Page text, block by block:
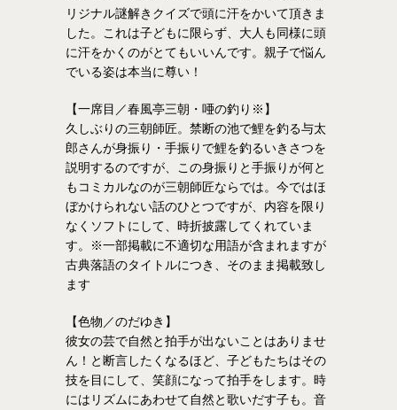
リジナル謎解きクイズで頭に汗をかいて頂きま
した。これは子どもに限らず、大人も同様に頭
に汗をかくのがとてもいいんです。親子で悩ん
でいる姿は本当に尊い！
【一席目／春風亭三朝・唖の釣り※】
久しぶりの三朝師匠。禁断の池で鯉を釣る与太
郎さんが身振り・手振りで鯉を釣るいきさつを
説明するのですが、この身振りと手振りが何と
もコミカルなのが三朝師匠ならでは。今ではほ
ぼかけられない話のひとつですが、内容を限り
なくソフトにして、時折披露してくれていま
す。※一部掲載に不適切な用語が含まれますが
古典落語のタイトルにつき、そのまま掲載致し
ます
【色物／のだゆき】
彼女の芸で自然と拍手が出ないことはありませ
ん！と断言したくなるほど、子どもたちはその
技を目にして、笑顔になって拍手をします。時
にはリズムにあわせて自然と歌いだす子も。音